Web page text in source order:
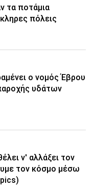
τα ποτάμια
πόλεις
ο νομός Έβρου
υδάτων
ν' αλλάξει τον
τον κόσμο μέσω